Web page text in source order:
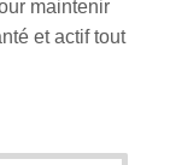
maintenir
et actif tout